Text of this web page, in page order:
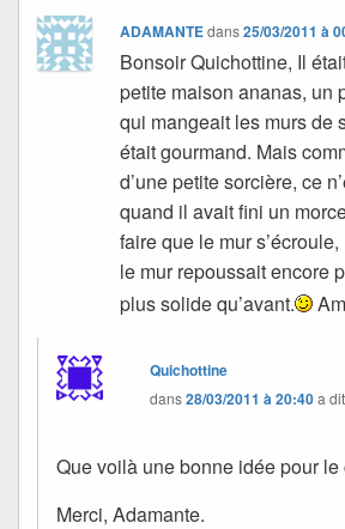
ADAMANTEdans25/03/2011 à
Bonsoir Quichottine, Il
petite maison ananas, un
qui mangeait les murs de
était gourmand. Mais
d’une petite sorcière, ce
quand il avait fini un
faire que le mur
le mur repoussait encore
plus solide qu’avant.
Quichottine
dans28/03/2011 à 20:40a
Que voilà une bonne idée pour le
Merci, Adamante.